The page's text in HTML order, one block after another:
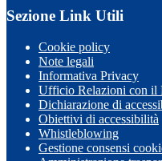
Sezione Link Utili
Cookie policy
Note legali
Informativa Privacy
Ufficio Relazioni con il
Dichiarazione di
Obiettivi di accessibilità
Whistleblowing
Gestione consensi